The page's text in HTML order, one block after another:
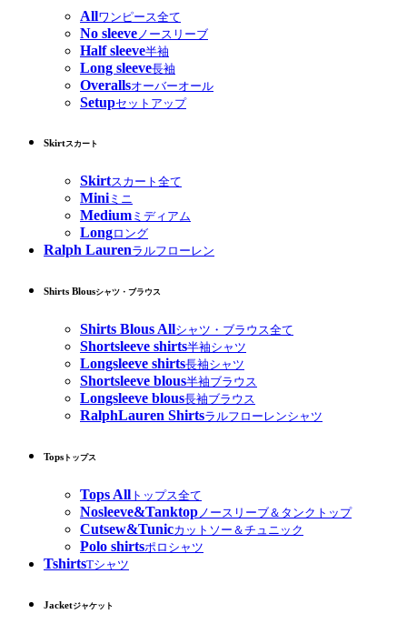
Allワンピース全て
No sleeve ノースリーブ
Half sleeve半袖
Long sleeve長袖
Overallsオーバーオール
Setupセットアップ
Skirtスカート
Skirtスカート全て
Miniミニ
Medium ミディアム
Longロング
Ralph Laurenラルフローレン
Shirts Blousシャツ・ブラウス
Shirts Blous Allシャツ・ブラウス全て
Shortsleeve shirts半袖シャツ
Longsleeve shirts長袖シャツ
Shortsleeve blous半袖ブラウス
Longsleeve blous長袖ブラウス
RalphLauren Shirtsラルフローレンシャツ
Tops トップス
Tops All トップス全て
Nosleeve&Tanktopノースリーブ＆タンクトップ
Cutsew&Tunicカットソー＆チュニック
Polo shirtsポロシャツ
TshirtsTシャツ
Jacketジャケット